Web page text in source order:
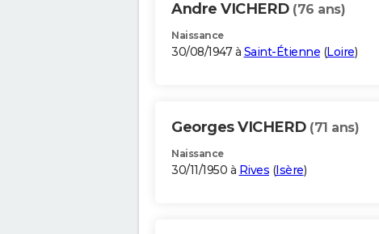
Andre VICHERD (76 ans)
Naissance
30/08/1947 à Saint-Étienne (Loire)
Georges VICHERD (71 ans)
Naissance
30/11/1950 à Rives (Isère)